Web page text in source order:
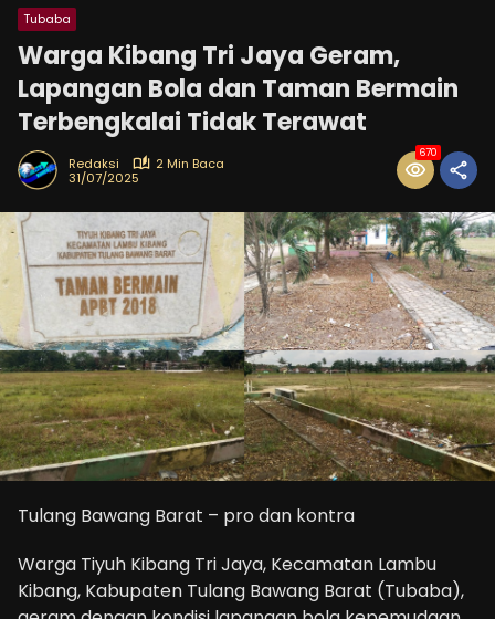
Tubaba
Warga Kibang Tri Jaya Geram,
Lapangan Bola dan Taman Bermain
Terbengkalai Tidak Terawat
Redaksi
2 Min Baca
31/07/2025
670
Tulang Bawang Barat – pro dan kontra
Warga Tiyuh Kibang Tri Jaya, Kecamatan Lambu
Kibang, Kabupaten Tulang Bawang Barat (Tubaba),